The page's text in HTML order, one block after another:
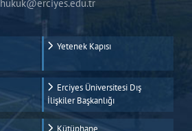
hukuk@erciyes.edu.tr
Yetenek Kapısı
Erciyes Üniversitesi Dış
İlişkiler Başkanlığı
Kütüphane